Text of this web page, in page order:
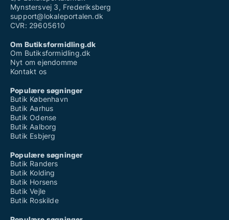
Mynstersvej 3, Frederiksberg
support@lokaleportalen.dk
CVR: 29605610
Om Butiksformidling.dk
Om Butiksformidling.dk
Nyt om ejendomme
Kontakt os
Populære søgninger
Butik København
Butik Aarhus
Butik Odense
Butik Aalborg
Butik Esbjerg
Populære søgninger
Butik Randers
Butik Kolding
Butik Horsens
Butik Vejle
Butik Roskilde